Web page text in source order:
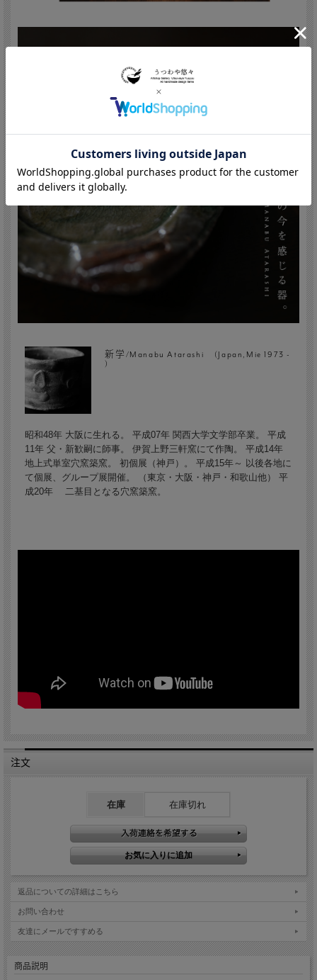
新学/Manabu Atarashi (Japan,Mie 1973 -
)
昭和48年 大阪に生れる。 平成07年 関西大学文学部卒業。 平成
11年 父・新歓嗣に師事。 伊賀上野三軒窯にて作陶。 平成14年
地上式単室穴窯築窯。 初個展（神戸）。 平成15年～ 以後各地に
て個展、グループ展開催。 （東京・大阪・神戸・和歌山他） 平
成20年 二基目となる穴窯築窯。
注文
在庫 在庫切れ
返品についての詳細はこちら
お問い合わせ
友達にメールですすめる
商品説明